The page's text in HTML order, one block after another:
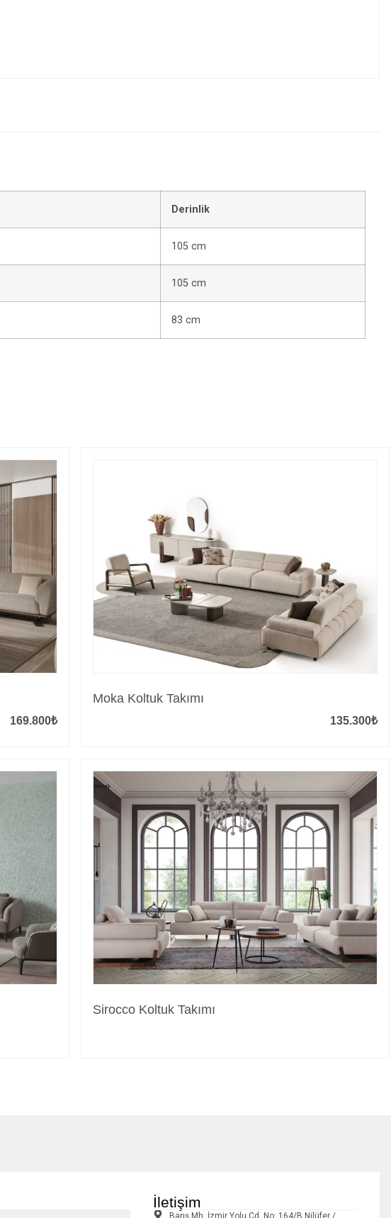
Derinlik
105 cm
105 cm
83 cm
169.800₺
Moka Koltuk Takımı
135.300₺
Sirocco Koltuk Takımı
İletişim
Barış Mh. İzmir Yolu Cd. No: 164/B Nilüfer /